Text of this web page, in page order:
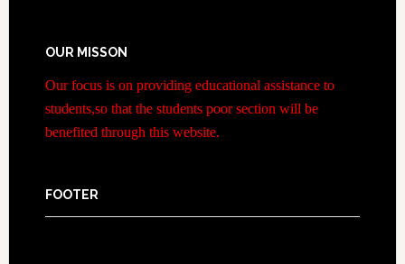
OUR MISSON
Our focus is on providing educational assistance to
students,so that the students poor section will be
benefited through this website.
FOOTER